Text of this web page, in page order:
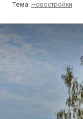
Тема: Новостройки